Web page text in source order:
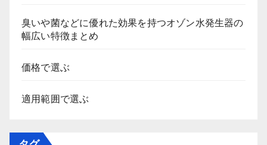
臭いや菌などに優れた効果を持つオゾン水発生器の
幅広い特徴まとめ
価格で選ぶ
適用範囲で選ぶ